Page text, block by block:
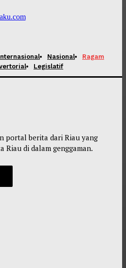
Nasional
Ragam
Legislatif
portal berita dari Riau yang
Riau di dalam genggaman.